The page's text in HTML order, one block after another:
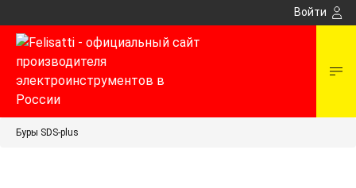
Войти
Буры SDS-plus